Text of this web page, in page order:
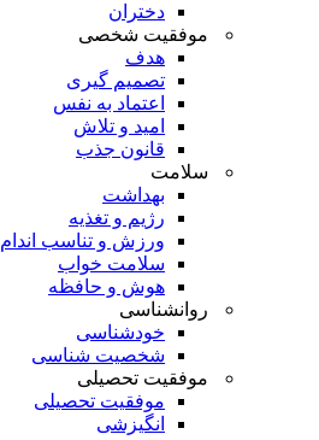
دختران
موفقیت شخصی
هدف
تصمیم گیری
اعتماد به نفس
امید و تلاش
قانون جذب
سلامت
بهداشت
رژیم و تغذیه
ورزش و تناسب اندام
سلامت خواب
هوش و حافظه
روانشناسی
خودشناسی
شخصیت شناسی
موفقیت تحصیلی
موفقیت تحصیلی
انگیزشی